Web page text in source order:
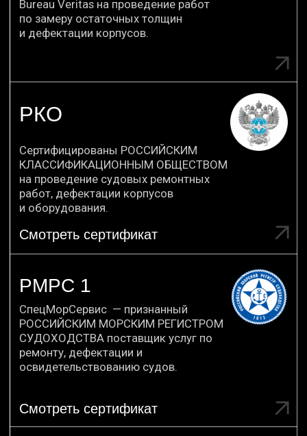
Подрядчики исполнили контракт
1770727424919000042 "Выполнение
работ по ремонту баржи-площадки
оказанные услуги по заявке
1782544665618000005 "Услуги по
ремонту и техническому
обслуживанию судов и лодок" от
18.04.2018.
ФГБУ "БАЛТТЕХМОРДИРЕКЦИЯ"
Ссылка на отзыв
Своевременно все сделали
работ по очередному
Речным Регистром теплоходов
«Урал», «Алдан», «Иртыш». Очень
вам благодарны!
СПБ ГБУ «МОСТОТРЕСТ»
по проведению дефектации
корпусных конструкций
ОНЕЖСКИЙ ССЗ
Ссылка на отзыв